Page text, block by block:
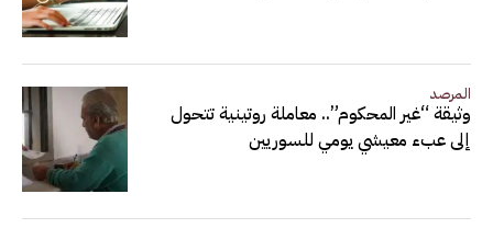
المرصد
وثيقة “غير المحكوم”.. معاملة روتينية تتحول
إلى عبء معيشي يومي للسوريين